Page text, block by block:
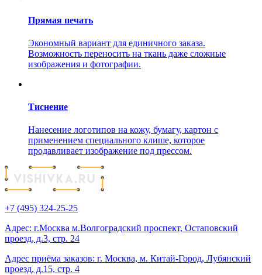
Прямая печать
Экономный вариант для единичного заказа.
Возможность переносить на ткань даже сложные
изображения и фотографии.
Тиснение
Нанесение логотипов на кожу, бумагу, картон с
применением специального клише, которое
продавливает изображение под прессом.
+7 (495) 324-25-25
Адрес: г.Москва м.Волгоградский проспект, Остаповский
проезд, д.3, стр. 24
Адрес приёма заказов: г. Москва, м. Китай-Город, Лубянский
проезд, д.15, стр. 4